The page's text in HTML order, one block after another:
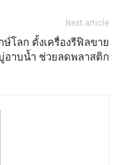
Next article
ษ์โลก ตั้งเครื่องรีฟิลขาย
อาบน้ำ ช่วยลดพลาสติก